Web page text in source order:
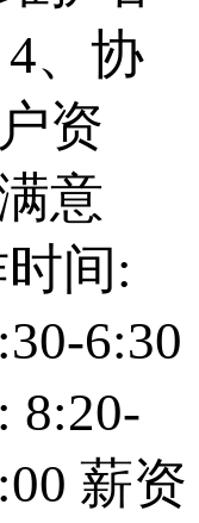
、协
资
意
间:
6:30
8:20-
薪资